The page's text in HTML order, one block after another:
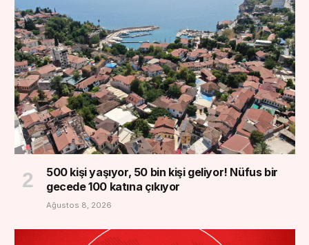
500 kişi yaşıyor, 50 bin kişi geliyor! Nüfus bir
gecede 100 katına çıkıyor
Ağustos 8, 2026